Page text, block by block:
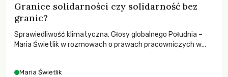
Granice solidarności czy solidarność bez
granic?
Sprawiedliwość klimatyczna. Głosy globalnego Południa –
Maria Świetlik w rozmowach o prawach pracowniczych w
Maria Świetlik